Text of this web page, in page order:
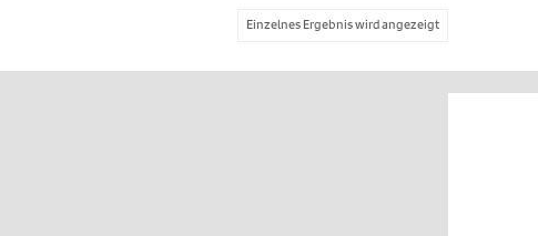
Einzelnes Ergebnis wird angezeigt